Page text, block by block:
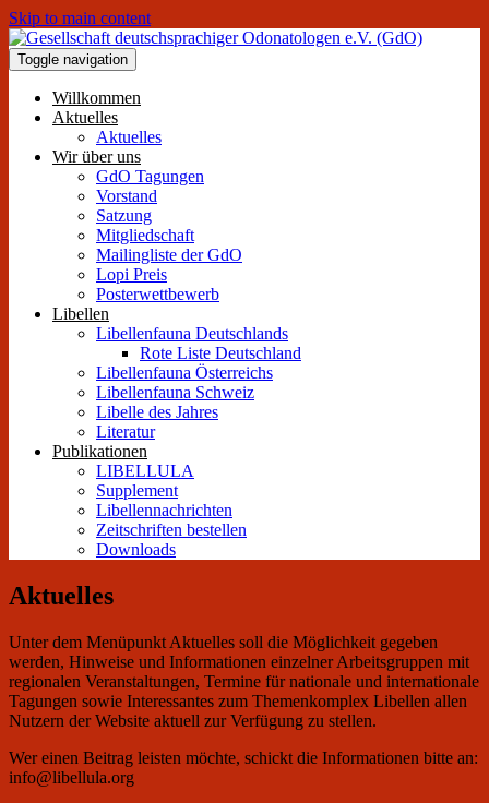
Skip to main content
Toggle navigation
Willkommen
Aktuelles
Aktuelles
Wir über uns
GdO Tagungen
Vorstand
Satzung
Mitgliedschaft
Mailingliste der GdO
Lopi Preis
Posterwettbewerb
Libellen
Libellenfauna Deutschlands
Rote Liste Deutschland
Libellenfauna Österreichs
Libellenfauna Schweiz
Libelle des Jahres
Literatur
Publikationen
LIBELLULA
Supplement
Libellennachrichten
Zeitschriften bestellen
Downloads
Aktuelles
Unter dem Menüpunkt Aktuelles soll die Möglichkeit gegeben
werden, Hinweise und Informationen einzelner Arbeitsgruppen mit
regionalen Veranstaltungen, Termine für nationale und internationale
Tagungen sowie Interessantes zum Themenkomplex Libellen allen
Nutzern der Website aktuell zur Verfügung zu stellen.
Wer einen Beitrag leisten möchte, schickt die Informationen bitte an:
info@libellula.org